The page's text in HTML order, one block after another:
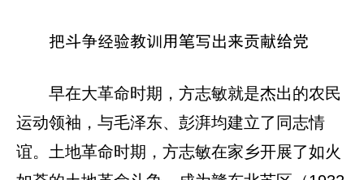
把斗争经验教训用笔写出来贡献给党
早在大革命时期，方志敏就是杰出的农民
运动领袖，与毛泽东、彭湃均建立了同志情
谊。土地革命时期，方志敏在家乡开展了如火